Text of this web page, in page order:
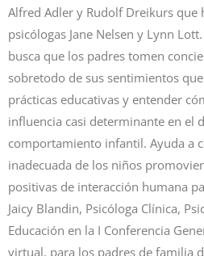
Alfred Adler y Rudolf Dreikurs que
psicólogas Jane Nelsen y Lynn
busca que los padres tomen
sobretodo de sus sentimientos
prácticas educativas y entender
influencia casi determinante en el
comportamiento infantil. Ayuda a
inadecuada de los niños
positivas de interacción humana
Jaicy Blandin, Psicóloga Clínica,
Educación en la I Conferencia
virtual, para los padres de familia